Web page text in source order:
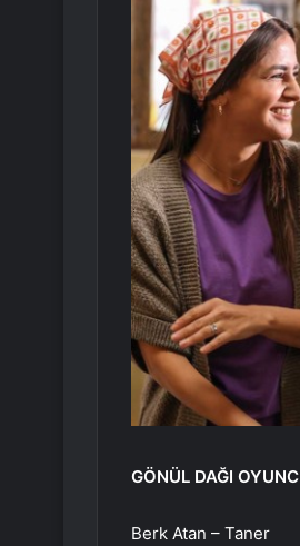
GÖNÜL DAĞI
Berk Atan – Taner